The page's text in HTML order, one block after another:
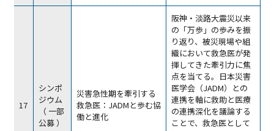
17
シンポ
ジウム
（ 一部
公募 ）
災害急性期を牽引する
救急医：JADMと歩む協
働と進化
阪神・淡路大震災以来
の「万歩」の歩みを振
り返り、被災現場や組
織において救急医が発
揮してきた牽引力に焦
点を当てる。日本災害
医学会（JADM）との
連携を軸に救助と医療
の連携深化を議論する
ことで、救急医として